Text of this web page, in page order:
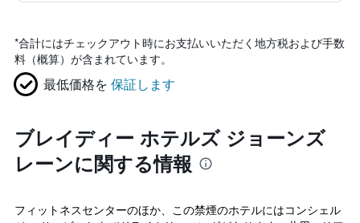
*合計にはチェックアウト時にお支払いいただく地方税および手数
料（概算）が含まれています。
最低価格を 保証します
ブレイディー ホテルズ ジョーンズ
レーンに関する情報
フィットネスセンターのほか、この禁煙のホテルにはコンシェル